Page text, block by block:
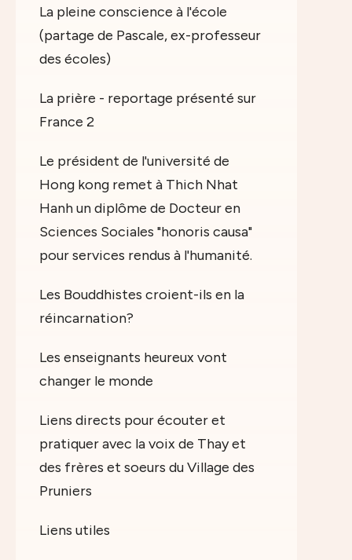
La pleine conscience à l'école
(partage de Pascale, ex-professeur
des écoles)
La prière - reportage présenté sur
France 2
Le président de l'université de
Hong kong remet à Thich Nhat
Hanh un diplôme de Docteur en
Sciences Sociales "honoris causa"
pour services rendus à l'humanité.
Les Bouddhistes croient-ils en la
réincarnation?
Les enseignants heureux vont
changer le monde
Liens directs pour écouter et
pratiquer avec la voix de Thay et
des frères et soeurs du Village des
Pruniers
Liens utiles